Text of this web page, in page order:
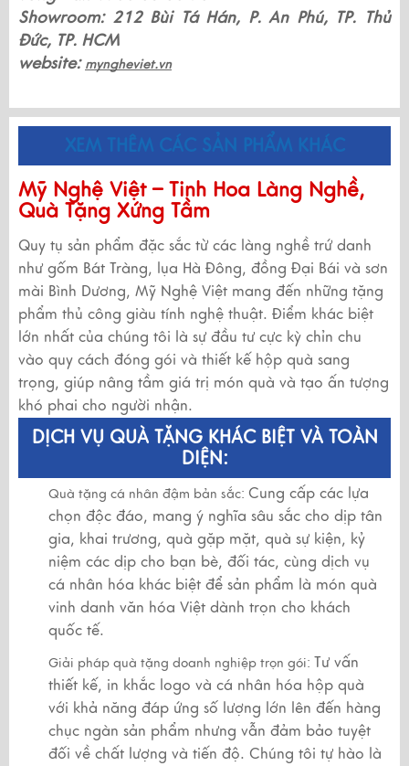
Showroom: 212 Bùi Tá Hán, P. An Phú, TP. Thủ
Đức, TP. HCM
website: myngheviet.vn
XEM THÊM CÁC SẢN PHẨM KHÁC
Mỹ Nghệ Việt – Tinh Hoa Làng Nghề,
Quà Tặng Xứng Tầm
Quy tụ sản phẩm đặc sắc từ các làng nghề trứ danh
như gốm Bát Tràng, lụa Hà Đông, đồng Đại Bái và sơn
mài Bình Dương, Mỹ Nghệ Việt mang đến những tặng
phẩm thủ công giàu tính nghệ thuật. Điểm khác biệt
lớn nhất của chúng tôi là sự đầu tư cực kỳ chỉn chu
vào quy cách đóng gói và thiết kế hộp quà sang
trọng, giúp nâng tầm giá trị món quà và tạo ấn tượng
khó phai cho người nhận.
DỊCH VỤ QUÀ TẶNG KHÁC BIỆT VÀ TOÀN
DIỆN:
Quà tặng cá nhân đậm bản sắc: Cung cấp các lựa
chọn độc đáo, mang ý nghĩa sâu sắc cho dịp tân
gia, khai trương, quà gặp mặt, quà sự kiện, kỷ
niệm các dịp cho bạn bè, đối tác, cùng dịch vụ
cá nhân hóa khác biệt để sản phẩm là món quà
vinh danh văn hóa Việt dành trọn cho khách
quốc tế.
Giải pháp quà tặng doanh nghiệp trọn gói: Tư vấn
thiết kế, in khắc logo và cá nhân hóa hộp quà
với khả năng đáp ứng số lượng lớn lên đến hàng
chục ngàn sản phẩm nhưng vẫn đảm bảo tuyệt
đối về chất lượng và tiến độ. Chúng tôi tự hào là